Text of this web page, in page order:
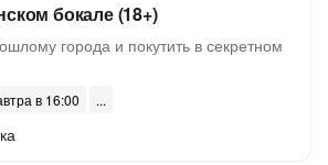
бокале (18+)
города и покутить в секретном
в 16:00